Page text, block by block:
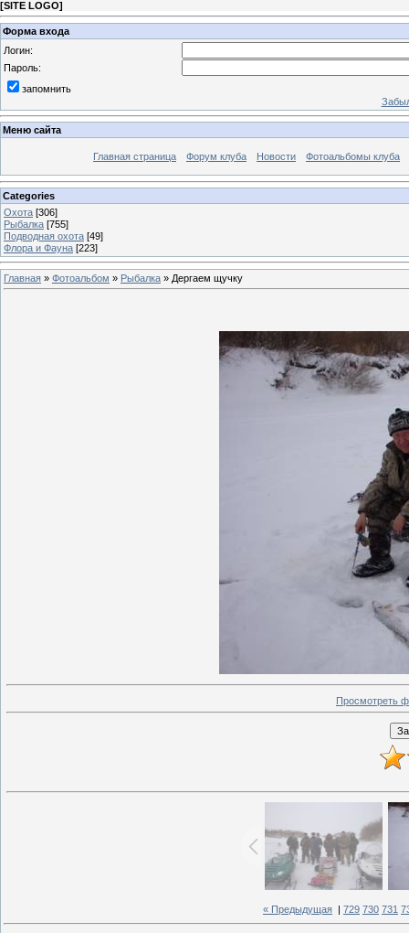
[SITE LOGO]
Форма входа
Логин:
Пароль:
запомнить
Меню сайта
Главная страница Форум клуба Новости Фотоальбомы клуба
Categories
Охота [306]
Рыбалка [755]
Подводная охота [49]
Флора и Фауна [223]
Главная » Фотоальбом » Рыбалка » Дергаем щучку
Просмотреть
« Предыдущая 729 730 731